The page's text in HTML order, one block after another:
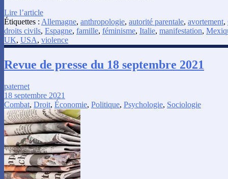
Lire l’article
Étiquettes : Allemagne, anthropologie, autorité parentale, avortement,
droits civils, Espagne, famille, féminisme, Italie, manifestation,
UK, USA, violence
Revue de presse du 18 septembre 2021
paternet
18 septembre 2021
Combat, Droit, Économie, Politique, Psychologie, Sociologie